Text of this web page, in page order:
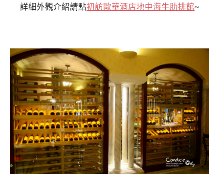
詳細外觀介紹請點初訪歐華酒店地中海牛肋排館~